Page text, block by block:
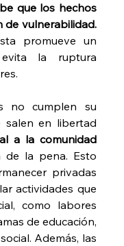
que los hechos
de vulnerabilidad.
promueve un
la ruptura
no cumplen su
salen en libertad
a la comunidad
de la pena. Esto
privadas
actividades que
como labores
de educación,
Además, las